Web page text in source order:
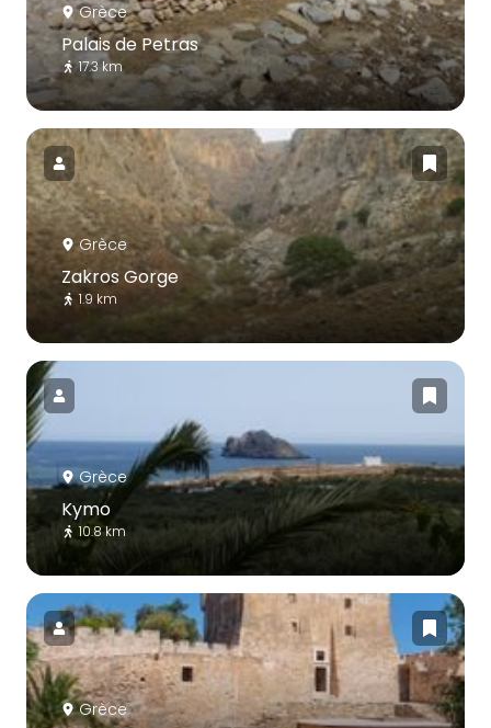
Grèce
Palais de Petras
17.3 km
Grèce
Zakros Gorge
1.9 km
Grèce
Kymo
10.8 km
Grèce